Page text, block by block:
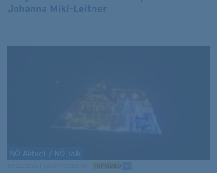
Johanna Mikl-Leitner
NÖ Aktuell / NÖ Talk
TOPVIDEO